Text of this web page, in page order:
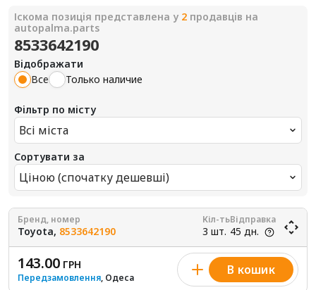
Іскома позиція представлена у 2 продавців на
autopalma.parts
8533642190
Відображати
Все
Только наличие
Фільтр по місту
Всі міста
Сортувати за
Ціною (спочатку дешевші)
Бренд, номер
Toyota, 8533642190
Кіл-ть
3 шт.
Відправка
45 дн.
143.00 ГРН
Передзамовлення, Одеса
В кошик